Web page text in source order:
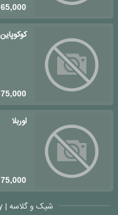
65,000
کوکوپاین
75,000
اوربلا
75,000
شیک و گلاسه | Stylish and glossy